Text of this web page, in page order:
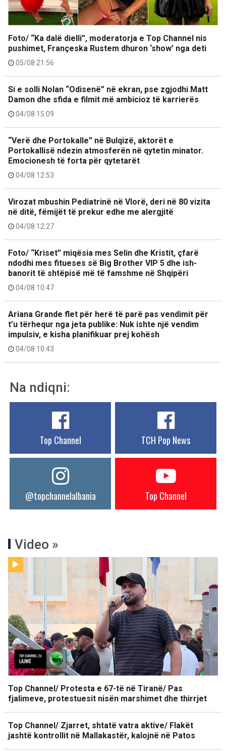
Foto/ “Ka dalë dielli”, moderatorja e Top Channel nis
pushimet, Françeska Rustem dhuron ‘show’ nga deti
05/08 21:56
Si e solli Nolan “Odisenë” në ekran, pse zgjodhi Matt
Damon dhe sfida e filmit më ambicioz të karrierës
04/08 15:09
“Verë dhe Portokalle” në Bulqizë, aktorët e
Portokallisë ndezin atmosferën në qytetin minator.
Emocionesh të forta për qytetarët
04/08 12:53
Virozat mbushin Pediatrinë në Vlorë, deri në 80 vizita
në ditë, fëmijët të prekur edhe me alergjitë
04/08 12:27
Foto/ “Kriset” miqësia mes Selin dhe Kristit, çfarë
ndodhi mes fitueses së Big Brother VIP 5 dhe ish-
banorit të shtëpisë më të famshme në Shqipëri
04/08 10:47
Ariana Grande flet për herë të parë pas vendimit për
t’u tërhequr nga jeta publike: Nuk ishte një vendim
impulsiv, e kisha planifikuar prej kohësh
04/08 10:43
Na ndiqni:
Top Channel TCH Pop News
@topchannelalbania Top Channel
Video »
Top Channel/ Protesta e 67-të në Tiranë/ Pas
fjalimeve, protestuesit nisën marshimet dhe thirrjet
Top Channel/ Zjarret, shtatë vatra aktive/ Flakët
jashtë kontrollit në Mallakastër, kalojnë në Patos